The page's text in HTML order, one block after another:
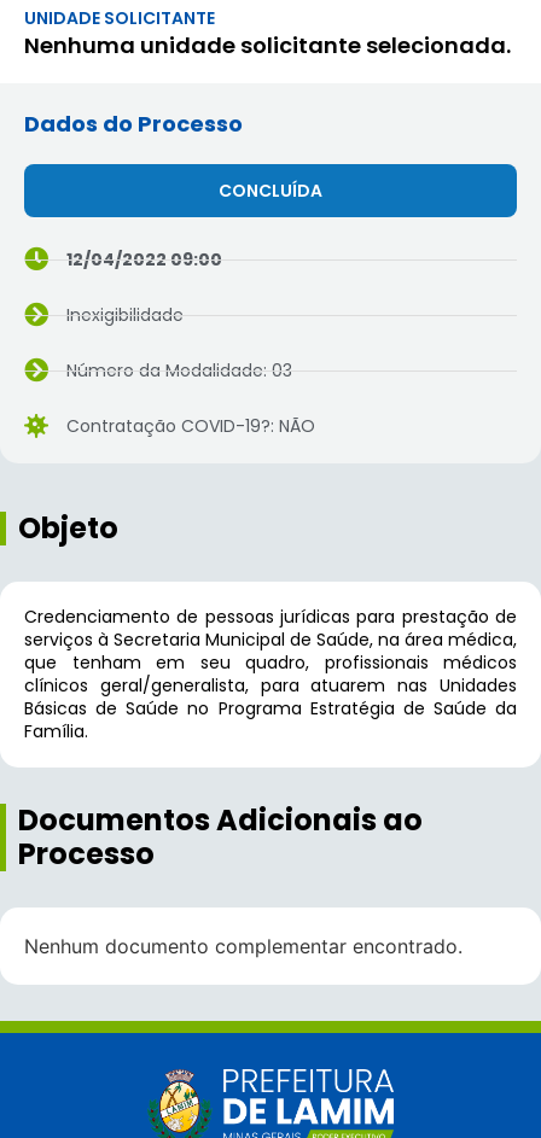
UNIDADE SOLICITANTE
Nenhuma unidade solicitante selecionada.
Dados do Processo
CONCLUÍDA
12/04/2022 09:00
Inexigibilidade
Número da Modalidade: 03
Contratação COVID-19?: NÃO
Objeto
Credenciamento de pessoas jurídicas para prestação de
serviços à Secretaria Municipal de Saúde, na área médica,
que tenham em seu quadro, profissionais médicos
clínicos geral/generalista, para atuarem nas Unidades
Básicas de Saúde no Programa Estratégia de Saúde da
Família.
Documentos Adicionais ao
Processo
Nenhum documento complementar encontrado.